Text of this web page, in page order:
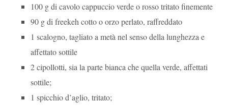
100 g di cavolo cappuccio verde o rosso tritato finemente
90 g di freekeh cotto o orzo perlato, raffreddato
1 scalogno, tagliato a metà nel senso della lunghezza e
affettato sottile
2 cipollotti, sia la parte bianca che quella verde, affettati
sottile;
1 spicchio d’aglio, tritato;